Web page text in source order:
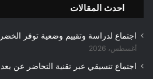
احدث المقالات
اجتماع لدراسة وتقييم وضعية توفر الخضر
أغسطس، 2026
اجتماع تنسيقي عبر تقنية التحاضر عن بعد